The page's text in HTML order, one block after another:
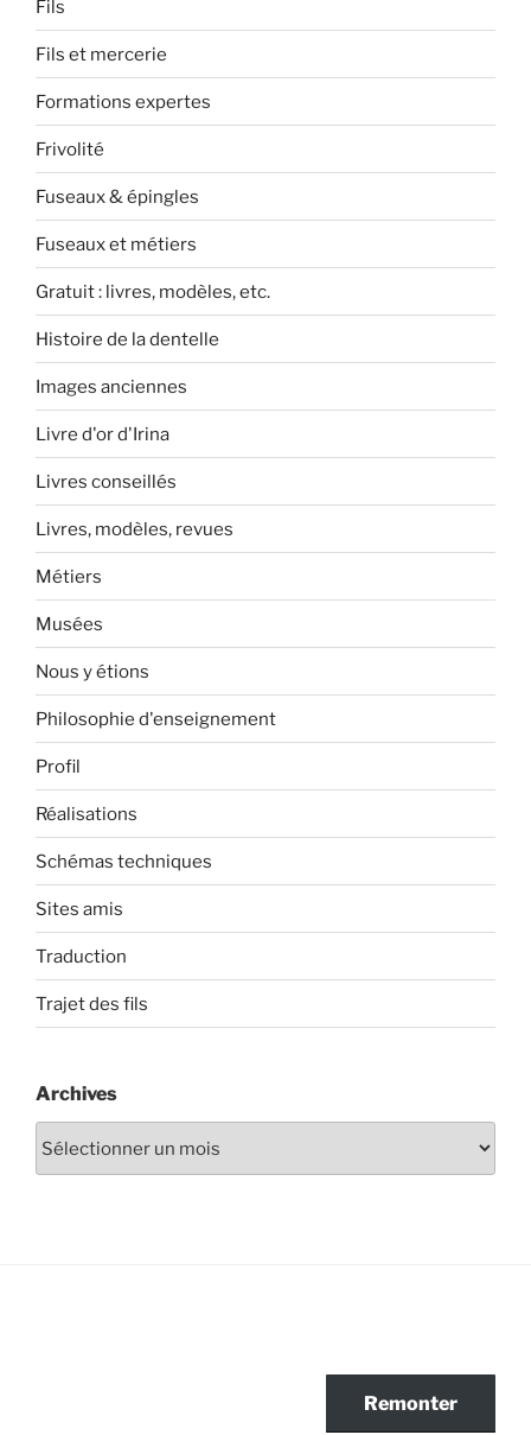
Fils
Fils et mercerie
Formations expertes
Frivolité
Fuseaux & épingles
Fuseaux et métiers
Gratuit : livres, modèles, etc.
Histoire de la dentelle
Images anciennes
Livre d'or d'Irina
Livres conseillés
Livres, modèles, revues
Métiers
Musées
Nous y étions
Philosophie d'enseignement
Profil
Réalisations
Schémas techniques
Sites amis
Traduction
Trajet des fils
Archives
Remonter